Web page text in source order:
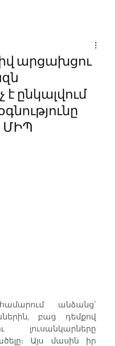
արցախցու
ընկալվում
ՄԻՊ
անձանց՝
բաց դեմքով
լուսանկարները
Այս մասին իր